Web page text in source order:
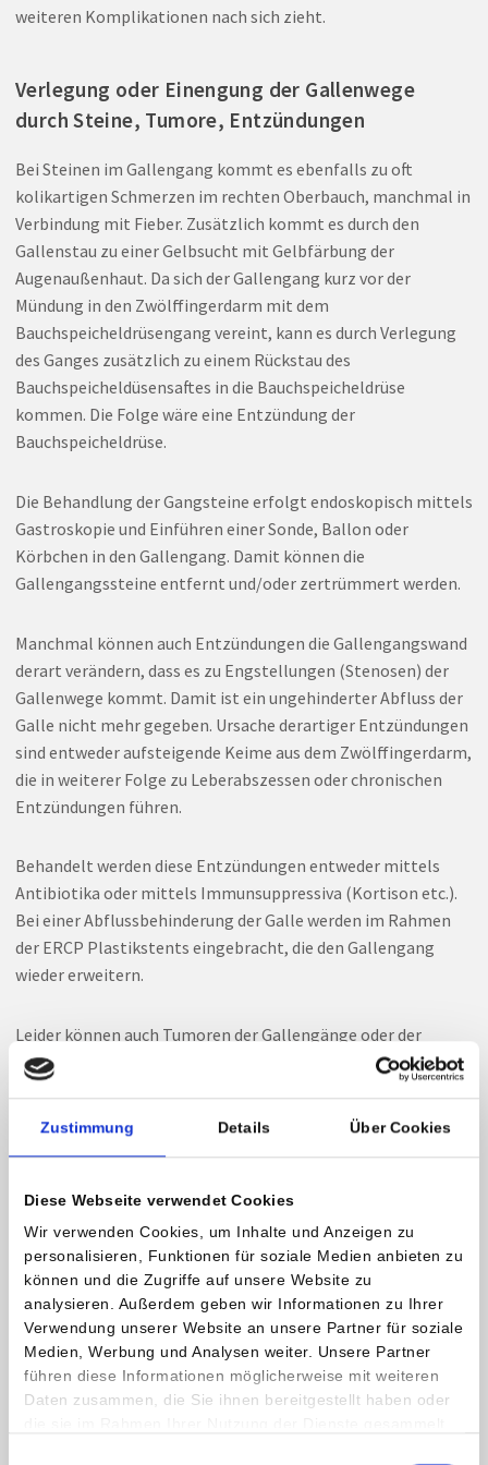
Zustimmung Details Über Cookies
Diese Webseite verwendet Cookies
Wir verwenden Cookies, um Inhalte und Anzeigen zu
personalisieren, Funktionen für soziale Medien anbieten zu
können und die Zugriffe auf unsere Website zu
analysieren. Außerdem geben wir Informationen zu Ihrer
Verwendung unserer Website an unsere Partner für soziale
Medien, Werbung und Analysen weiter. Unsere Partner
führen diese Informationen möglicherweise mit weiteren
Daten zusammen, die Sie ihnen bereitgestellt haben oder
weiteren Komplikationen nach sich zieht.
Verlegung oder Einengung der Gallenwege
durch Steine, Tumore, Entzündungen
Bei Steinen im Gallengang kommt es ebenfalls zu oft
kolikartigen Schmerzen im rechten Oberbauch, manchmal in
Verbindung mit Fieber. Zusätzlich kommt es durch den
Gallenstau zu einer Gelbsucht mit Gelbfärbung der
Augenaußenhaut. Da sich der Gallengang kurz vor der
Mündung in den Zwölffingerdarm mit dem
Bauchspeicheldrüsengang vereint, kann es durch Verlegung
des Ganges zusätzlich zu einem Rückstau des
Bauchspeicheldüsensaftes in die Bauchspeicheldrüse
kommen. Die Folge wäre eine Entzündung der
Bauchspeicheldrüse.
Die Behandlung der Gangsteine erfolgt endoskopisch mittels
Gastroskopie und Einführen einer Sonde, Ballon oder
Körbchen in den Gallengang. Damit können die
Gallengangssteine entfernt und/oder zertrümmert werden.
Manchmal können auch Entzündungen die Gallengangswand
derart verändern, dass es zu Engstellungen (Stenosen) der
Gallenwege kommt. Damit ist ein ungehinderter Abfluss der
Galle nicht mehr gegeben. Ursache derartiger Entzündungen
sind entweder aufsteigende Keime aus dem Zwölffingerdarm,
die in weiterer Folge zu Leberabszessen oder chronischen
Entzündungen führen.
Behandelt werden diese Entzündungen entweder mittels
Antibiotika oder mittels Immunsuppressiva (Kortison etc.).
Bei einer Abflussbehinderung der Galle werden im Rahmen
der ERCP Plastikstents eingebracht, die den Gallengang
wieder erweitern.
Leider können auch Tumoren der Gallengänge oder der
Gallenblase zu Veränderungen in der Leber und zu einem
Aufstau der Galle führen. Die Folgen sind meistens eine
Gelbsucht (Ikterus), verbunden mit Juckreiz und Schmerzen
im rechten Oberbauch. Zusätzlich kommt es zu einer
Begünstigt wird die Entstehung der Krebserkrankung durch
Gallengangssteine, parasitäre Erkrankungen der Gallenwege
und chronische Entzündungen der Gallenwege (Primär
sklerosierende Cholangitis).
Die Therapie besteht in einer operativen Entfernung des
Tumors, verbunden mit einer Chemotherapie. Bei